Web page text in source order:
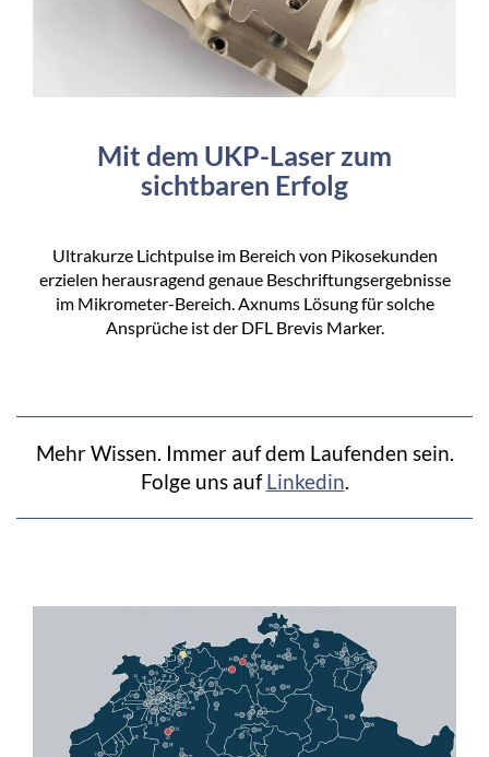
Mit dem UKP-Laser zum
sichtbaren Erfolg
Ultrakurze Lichtpulse im Bereich von Pikosekunden
erzielen herausragend genaue Beschriftungsergebnisse
im Mikrometer-Bereich. Axnums Lösung für solche
Ansprüche ist der DFL Brevis Marker.
Mehr Wissen. Immer auf dem Laufenden sein.
Folge uns aufLinkedin.